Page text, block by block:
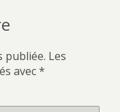
publiée. Les
avec*